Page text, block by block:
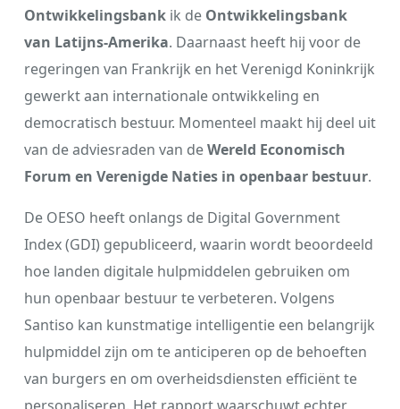
Ontwikkelingsbank ik de Ontwikkelingsbank
van Latijns-Amerika. Daarnaast heeft hij voor de
regeringen van Frankrijk en het Verenigd Koninkrijk
gewerkt aan internationale ontwikkeling en
democratisch bestuur. Momenteel maakt hij deel uit
van de adviesraden van deWereld Economisch
Forum en Verenigde Naties in openbaar bestuur.
De OESO heeft onlangs de Digital Government
Index (GDI) gepubliceerd, waarin wordt beoordeeld
hoe landen digitale hulpmiddelen gebruiken om
hun openbaar bestuur te verbeteren. Volgens
Santiso kan kunstmatige intelligentie een belangrijk
hulpmiddel zijn om te anticiperen op de behoeften
van burgers en om overheidsdiensten efficiënt te